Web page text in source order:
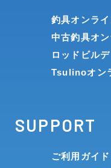
釣具オンラ
中古釣具オ
ロッドビル
Tsulinoオン
SUPPORT
ご利用ガイド